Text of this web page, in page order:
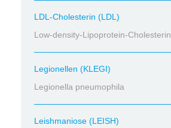
LDL-Cholesterin (LDL)
Low-density-Lipoprotein-Cholesterin
Legionellen (KLEGI)
Legionella pneumophila
Leishmaniose (LEISH)